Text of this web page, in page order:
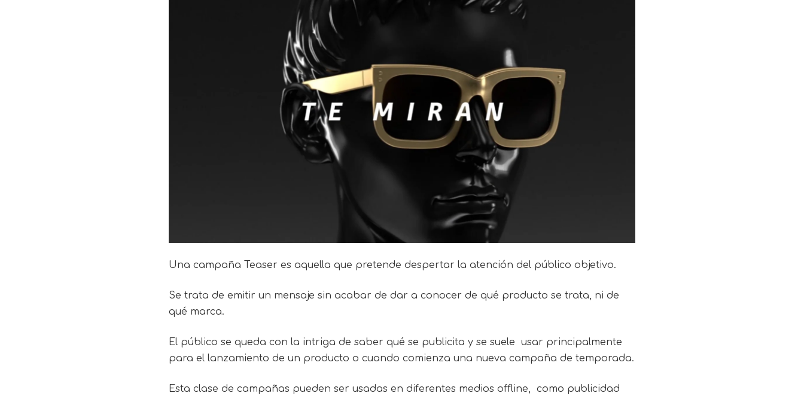
Una campaña Teaser es aquella que pretende despertar la atención del público objetivo.
Se trata de emitir un mensaje sin acabar de dar a conocer de qué producto se trata, ni de
qué marca.
El público se queda con la intriga de saber qué se publicita y se suele usar principalmente
para el lanzamiento de un producto o cuando comienza una nueva campaña de temporada.
Esta clase de campañas pueden ser usadas en diferentes medios offline, como publicidad